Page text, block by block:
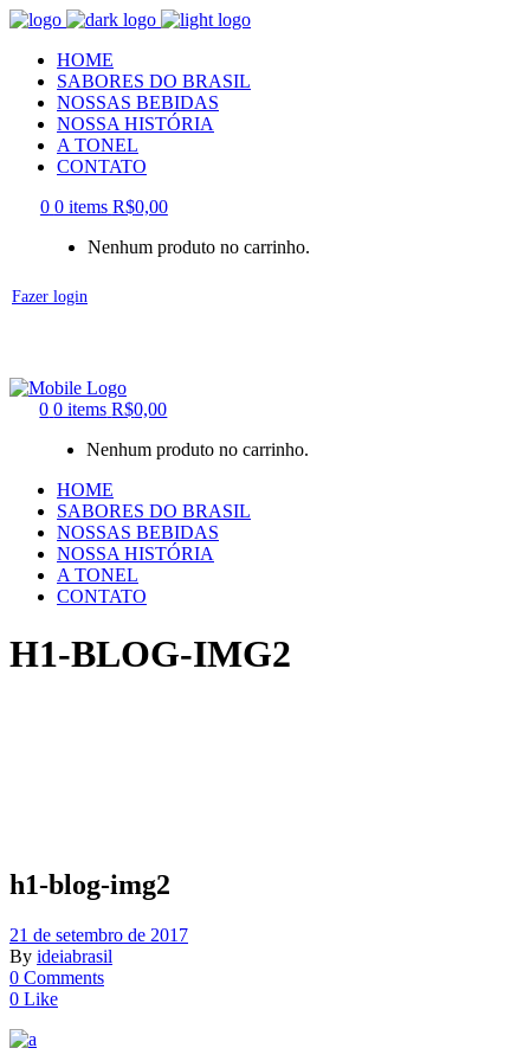
HOME
SABORES DO BRASIL
NOSSAS BEBIDAS
NOSSA HISTÓRIA
A TONEL
CONTATO
0 0 items R$0,00
Nenhum produto no carrinho.
Fazer login
0 0 items R$0,00
Nenhum produto no carrinho.
HOME
SABORES DO BRASIL
NOSSAS BEBIDAS
NOSSA HISTÓRIA
A TONEL
CONTATO
H1-BLOG-IMG2
h1-blog-img2
21 de setembro de 2017
By ideiabrasil
0 Comments
0 Like